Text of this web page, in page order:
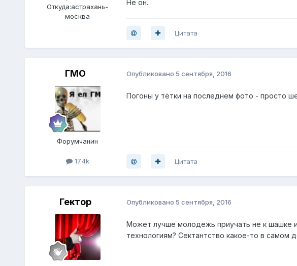
Откуда:астрахань-
москва
Не он.
Цитата
ГМО
Форумчанин
17.4k
Опубликовано 5 сентября, 2016
Погоны у тётки на последнем фото - просто
Цитата
Гектор Опубликовано 5 сентября, 2016
Может лучше молодежь приучать не к шашке
технологиям? Сектантство какое-то в самом